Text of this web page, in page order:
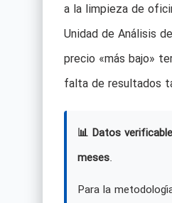
a la limpieza de
Unidad de Análisis
precio «más bajo»
falta de resultados
📊 Datos
meses.
Para la